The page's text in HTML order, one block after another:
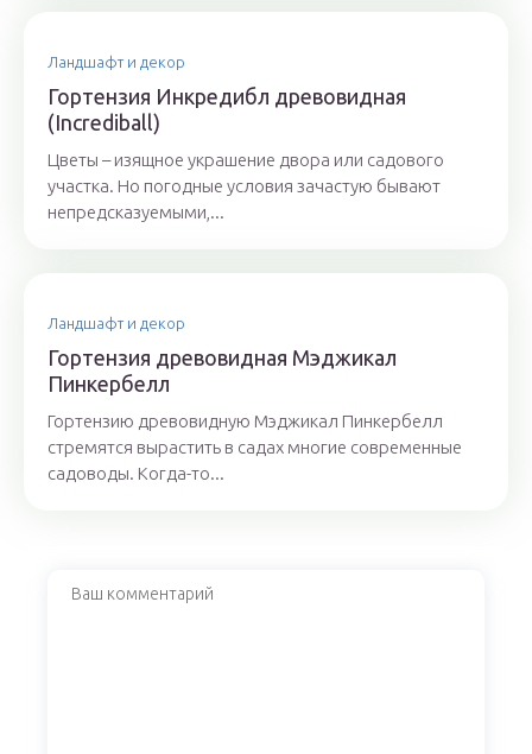
Ландшафт и декор
Гортензия Инкредибл древовидная
(Incrediball)
Цветы – изящное украшение двора или садового
участка. Но погодные условия зачастую бывают
непредсказуемыми,...
Ландшафт и декор
Гортензия древовидная Мэджикал
Пинкербелл
Гортензию древовидную Мэджикал Пинкербелл
стремятся вырастить в садах многие современные
садоводы. Когда-то...